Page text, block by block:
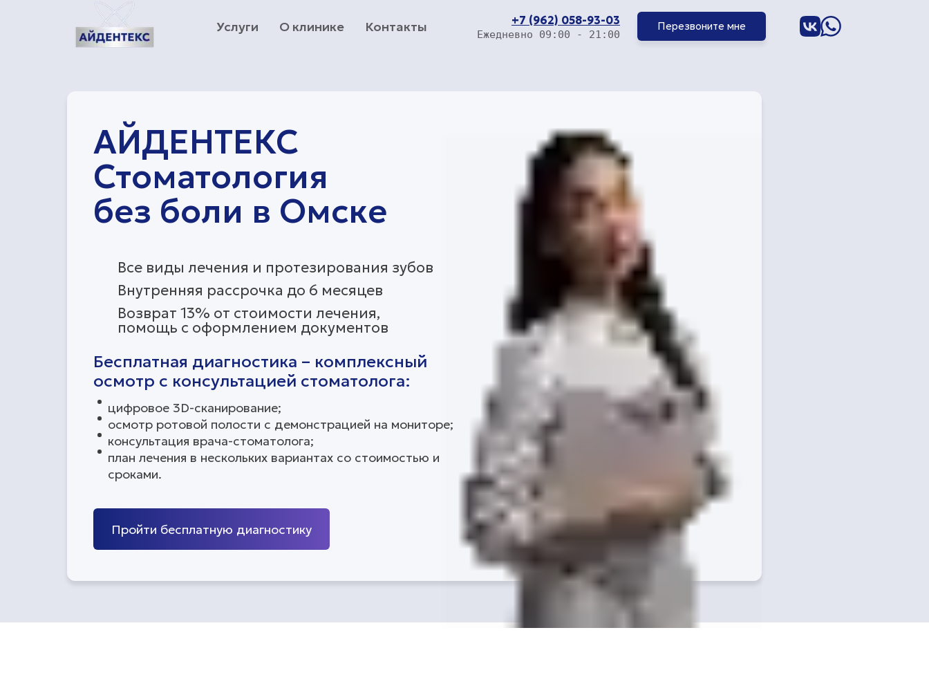
Услуги О клинике Контакты +7 (962) 058-93-03
Ежедневно 09:00 - 21:00
Перезвоните мне
Возврат 13% от стоимости лечения,
помощь с оформлением документов
Внутренняя рассрочка до 6 месяцев
цифровое 3D-сканирование;
осмотр ротовой полости с демонстрацией на мониторе;
консультация врача-стоматолога;
план лечения в нескольких вариантах со стоимостью и
сроками.
Бесплатная диагностика – комплексный
осмотр с консультацией стоматолога:
Пройти бесплатную диагностику
Все виды лечения и протезирования зубов
АЙДЕНТЕКС
Стоматология
без боли в Омске